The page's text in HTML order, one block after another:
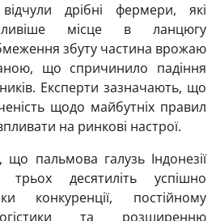
дрібні фермери, які
місце в ланцюгу
збуту частина врожаю
що спричинило падіння
Експерти зазначають, що
щодо майбутніх правил
на ринкові настрої.
що пальмова галузь Індонезії
трьох десятиліть успішно
конкуренції, постійному
та розширенню